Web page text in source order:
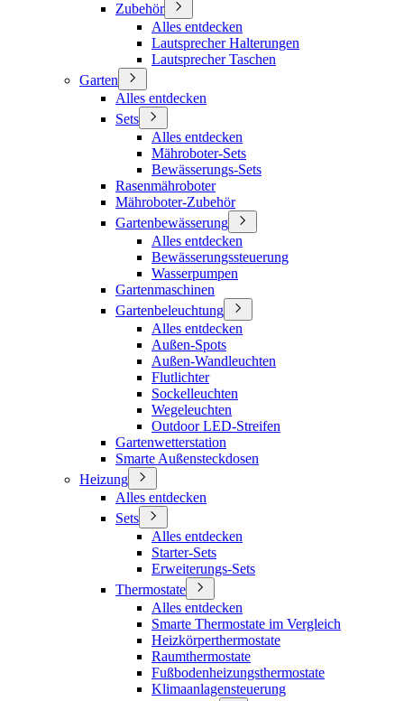
Zubehör
Alles entdecken
Lautsprecher Halterungen
Lautsprecher Taschen
Garten
Alles entdecken
Sets
Alles entdecken
Mähroboter-Sets
Bewässerungs-Sets
Rasenmähroboter
Mähroboter-Zubehör
Gartenbewässerung
Alles entdecken
Bewässerungssteuerung
Wasserpumpen
Gartenmaschinen
Gartenbeleuchtung
Alles entdecken
Außen-Spots
Außen-Wandleuchten
Flutlichter
Sockelleuchten
Wegeleuchten
Outdoor LED-Streifen
Gartenwetterstation
Smarte Außensteckdosen
Heizung
Alles entdecken
Sets
Alles entdecken
Starter-Sets
Erweiterungs-Sets
Thermostate
Alles entdecken
Smarte Thermostate im Vergleich
Heizkörperthermostate
Raumthermostate
Fußbodenheizungsthermostate
Klimaanlagensteuerung